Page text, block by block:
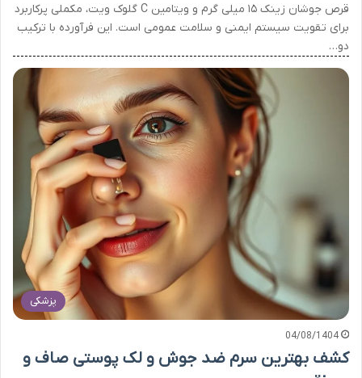
قرص جوشان زینک ۱۵ میلی گرم و ویتامین C گلوک ویت، مکملی پرکاربرد
برای تقویت سیستم ایمنی و سلامت عمومی است. این فرآورده با ترکیب
دو…
پزشکی
04/08/1404
کشف بهترین سرم ضد جوش و لک پوستی صاف و